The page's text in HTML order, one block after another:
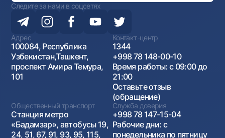
Следите за нами в соцсетях
Адрес
100084, Республика
Узбекистан,Ташкент,
проспект Амира Темура,
101
Контакт-центр
1344
+998 78 148-00-10
Время работы: с 09:00 до
21:00
Оставьте отзыв
(обращение)
Общественный транспорт
Станция метро
«Бадамзар», автобусы 19,
24, 51, 67, 91, 93, 95, 115,
Служба доверия
+998 78 147-15-04
Рабочие дни: с
понедельника по пятницу